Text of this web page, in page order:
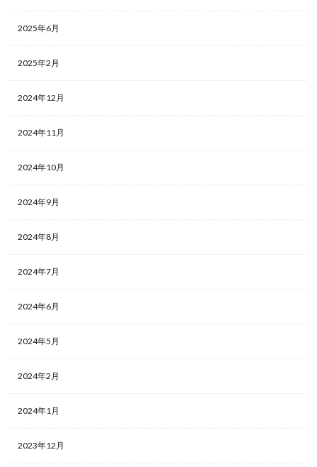
2025年6月
2025年2月
2024年12月
2024年11月
2024年10月
2024年9月
2024年8月
2024年7月
2024年6月
2024年5月
2024年2月
2024年1月
2023年12月